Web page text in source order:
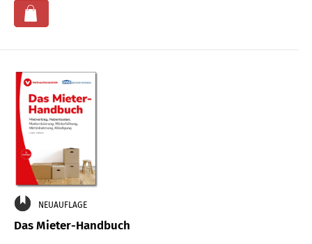
NEUAUFLAGE
Das Mieter-Handbuch